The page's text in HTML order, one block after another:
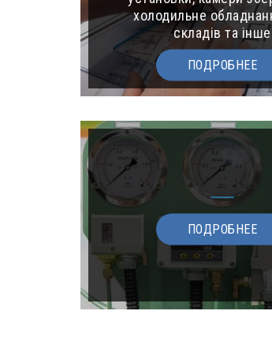
холодильне
складів та інше
ПОДРОБНЕЕ
ПОДРОБНЕЕ